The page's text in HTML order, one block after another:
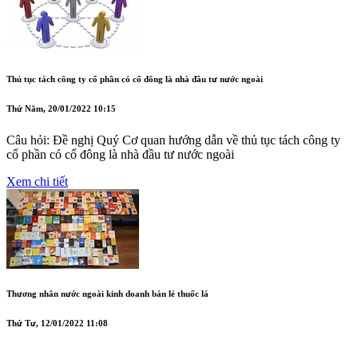
Thủ tục tách công ty cổ phần có cổ đông là nhà đầu tư nước ngoài
Thứ Năm, 20/01/2022 10:15
Câu hỏi: Đề nghị Quý Cơ quan hướng dẫn về thủ tục tách công ty
cổ phần có cổ đông là nhà đầu tư nước ngoài
Xem chi tiết
Thương nhân nước ngoài kinh doanh bán lẻ thuốc lá
Thứ Tư, 12/01/2022 11:08